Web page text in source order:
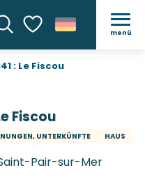
Voir les favoris
menü
: Le Fiscou
Fiscou
UNTERKÜNFTE HAUS
Saint-Pair-sur-Mer